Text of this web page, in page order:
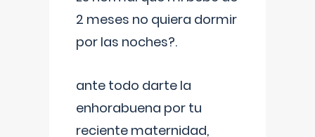
2 meses no quiera dormir
por las noches?.
ante todo darte la
enhorabuena por tu
reciente maternidad,